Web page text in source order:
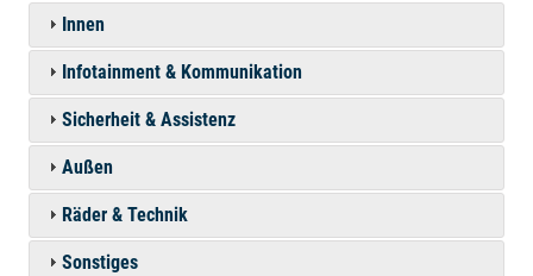
Innen
Infotainment & Kommunikation
Sicherheit & Assistenz
Außen
Räder & Technik
Sonstiges